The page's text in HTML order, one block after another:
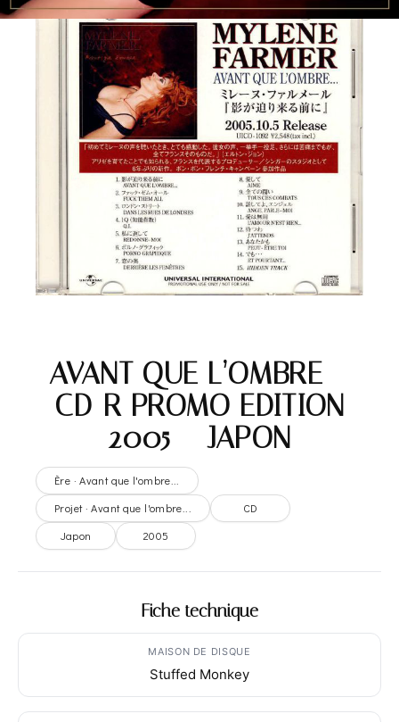
AVANT QUE L’OMBRE –
CD-R PROMO EDITION
2005 – JAPON
Ère · Avant que l'ombre...
Projet · Avant que l'ombre...
CD
Japon
2005
Fiche technique
MAISON DE DISQUE
Stuffed Monkey